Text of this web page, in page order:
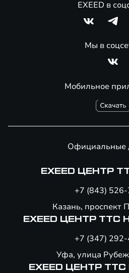
Мобильное
EXEED в
Мы в
Официальные
EXEED ЦЕНТР
+7 (843)
Казань, проспект
EXEED ЦЕНТР
+7 (347)
Уфа, улица
EXEED ЦЕНТР